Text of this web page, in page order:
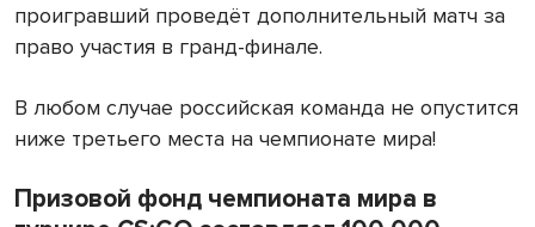
проигравший проведёт дополнительный матч за
право участия в гранд-финале.
В любом случае российская команда не опустится
ниже третьего места на чемпионате мира!
Призовой фонд чемпионата мира в